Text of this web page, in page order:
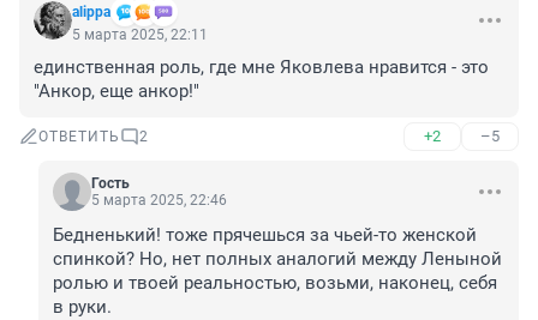
alippa
5 марта 2025, 22:11
единственная роль, где мне Яковлева нравится - это
"Анкор, еще анкор!"
ОТВЕТИТЬ 2 +2 –5
Гость
5 марта 2025, 22:46
Бедненький! тоже прячешься за чьей-то женской
спинкой? Но, нет полных аналогий между Леныной
ролью и твоей реальностью, возьми, наконец, себя
в руки.